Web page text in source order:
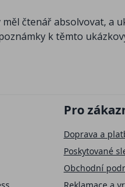
čtenář absolvovat, a
k těmto
Pro
Doprava a
Poskytované
Obchodní